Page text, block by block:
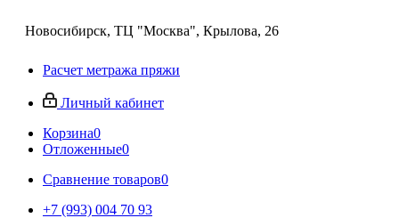
Новосибирск, ТЦ "Москва", Крылова, 26
Расчет метража пряжи
Личный кабинет
Корзина0
Отложенные0
Сравнение товаров0
+7 (993) 004 70 93